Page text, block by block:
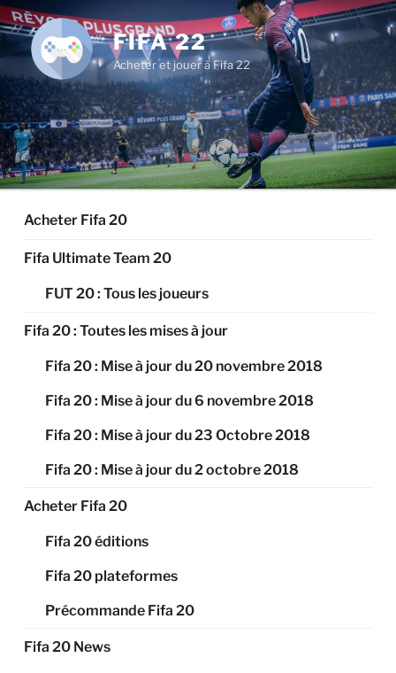
Aller
au
contenu
principal
FIFA 22
Acheter et jouer à Fifa 22
Acheter Fifa 20
Fifa Ultimate Team 20
FUT 20 : Tous les joueurs
Fifa 20 : Toutes les mises à jour
Fifa 20 : Mise à jour du 20 novembre 2018
Fifa 20 : Mise à jour du 6 novembre 2018
Fifa 20 : Mise à jour du 23 Octobre 2018
Fifa 20 : Mise à jour du 2 octobre 2018
Acheter Fifa 20
Fifa 20 éditions
Fifa 20 plateformes
Précommande Fifa 20
Fifa 20 News